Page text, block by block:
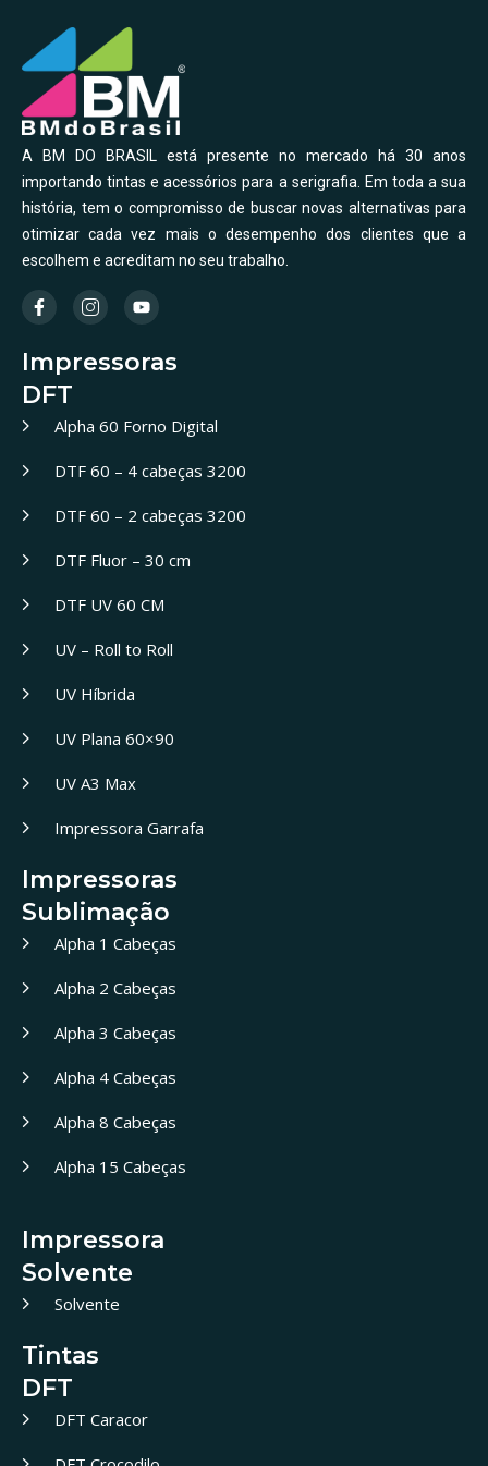
A BM DO BRASIL está presente no mercado há 30 anos
importando tintas e acessórios para a serigrafia. Em toda a sua
história, tem o compromisso de buscar novas alternativas para
otimizar cada vez mais o desempenho dos clientes que a
escolhem e acreditam no seu trabalho.
Impressoras
DFT
Alpha 60 Forno Digital
DTF 60 – 4 cabeças 3200
DTF 60 – 2 cabeças 3200
DTF Fluor – 30 cm
DTF UV 60 CM
UV – Roll to Roll
UV Híbrida
UV Plana 60×90
UV A3 Max
Impressora Garrafa
Impressoras
Sublimação
Alpha 1 Cabeças
Alpha 2 Cabeças
Alpha 3 Cabeças
Alpha 4 Cabeças
Alpha 8 Cabeças
Alpha 15 Cabeças
Impressora
Solvente
Solvente
Tintas
DFT
DFT Caracor